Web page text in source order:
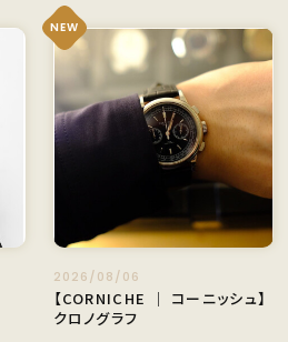
NEW
2026/08/06
【CORNICHE ｜ コーニッシュ】
クロノグラフ